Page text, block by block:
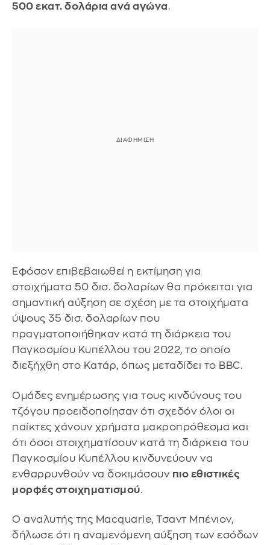
500 εκατ. δολάρια ανά αγώνα.
Εφόσον επιβεβαιωθεί η εκτίμηση για
στοιχήματα 50 δισ. δολαρίων θα πρόκειται για
σημαντική αύξηση σε σχέση με τα στοιχήματα
ύψους 35 δισ. δολαρίων που
πραγματοποιήθηκαν κατά τη διάρκεια του
Παγκοσμίου Κυπέλλου του 2022, το οποίο
διεξήχθη στο Κατάρ, όπως μεταδίδει το BBC.
Ομάδες ενημέρωσης για τους κινδύνους του
τζόγου προειδοποίησαν ότι σχεδόν όλοι οι
παίκτες χάνουν χρήματα μακροπρόθεσμα και
ότι όσοι στοιχηματίσουν κατά τη διάρκεια του
Παγκοσμίου Κυπέλλου κινδυνεύουν να
ενθαρρυνθούν να δοκιμάσουν πιο εθιστικές
μορφές στοιχηματισμού.
Ο αναλυτής της Macquarie, Τσαντ Μπένιον,
δήλωσε ότι η αναμενόμενη αύξηση των εσόδων